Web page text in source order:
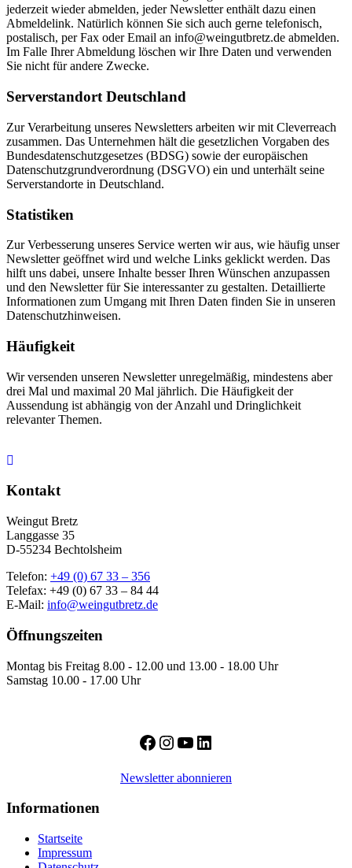
jederzeit wieder abmelden, jeder Newsletter enthält dazu einen
Abmeldelink. Natürlich können Sie sich auch gerne telefonisch,
postalisch, per Fax oder Email an info@weingutbretz.de abmelden.
Im Falle Ihrer Abmeldung löschen wir Ihre Daten und verwenden
Sie nicht für andere Zwecke.
Serverstandort Deutschland
Zur Verarbeitung unseres Newsletters arbeiten wir mit Cleverreach
zusammen. Das Unternehmen hält die gesetzlichen Vorgaben des
Bundesdatenschutzgesetzes (BDSG) sowie der europäischen
Datenschutzgrundverordnung (DSGVO) ein und unterhält seine
Serverstandorte in Deutschland.
Statistiken
Zur Verbesserung unseres Service werten wir aus, wie häufig unser
Newsletter geöffnet wird und welche Links geklickt werden. Das
hilft uns dabei, unsere Inhalte besser Ihren Wünschen anzupassen
und den Newsletter für Sie interessanter zu gestalten. Detaillierte
Informationen zum Umgang mit Ihren Daten finden Sie in unseren
Datenschutzhinweisen.
Häufigkeit
Wir versenden unseren Newsletter unregelmäßig, mindestens aber
drei Mal und maximal 20 Mal jährlich. Die Häufigkeit der
Aussendung ist abhängig von der Anzahl und Dringlichkeit
relevanter Themen.
Kontakt
Weingut Bretz
Langgasse 35
D-55234 Bechtolsheim
Telefon: +49 (0) 67 33 – 356
Telefax: +49 (0) 67 33 – 84 44
E-Mail: info@weingutbretz.de
Öffnungszeiten
Montag bis Freitag 8.00 - 12.00 und 13.00 - 18.00 Uhr
Samstag 10.00 - 17.00 Uhr
Facebook
Instagram
YouTube
LinkedIn
Newsletter abonnieren
Informationen
Startseite
Impressum